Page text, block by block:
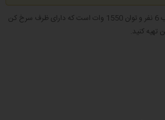
سرخ کن بدون روغن اکتی فرای Tefal Actifry سرخ کن بدون روغن تفال با طراحی زیبا، مدرن و جدید با ظرفیت 1.7 لیتر مناسب 6 نفر و توان 1550 وات است که دارای ظرف سرخ کن